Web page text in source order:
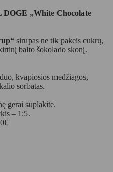
DOGE „White Chocolate
sirupas ne tik pakeis cukrų,
balto šokolado skonį.
kvapiosios medžiagos,
sorbatas.
gerai suplakite.
– 1:5.
€